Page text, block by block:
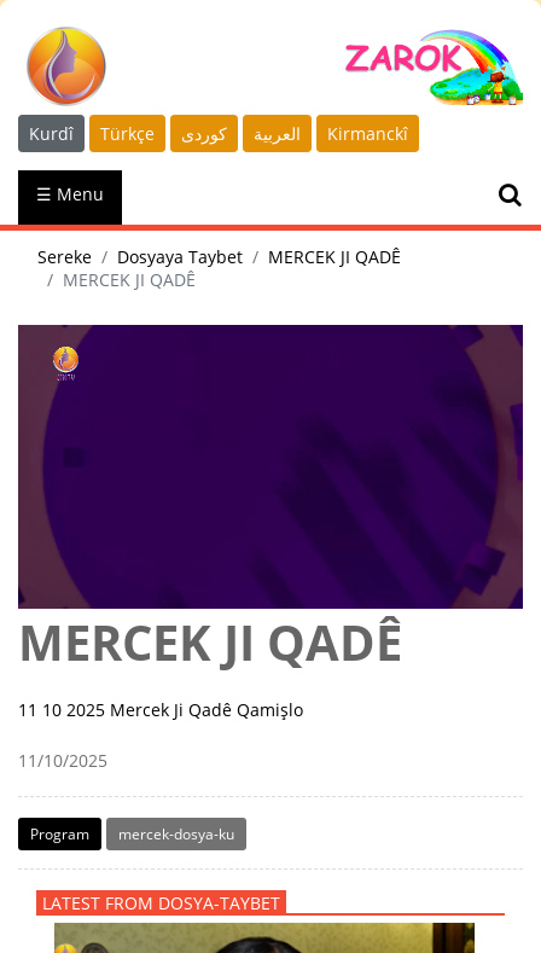
Kurdî Türkçe كوردى العربية Kirmanckî
☰ Menu
Sereke Dosyaya Taybet
MERCEK JI QADÊ
MERCEK JI QADÊ
MERCEK JI QADÊ
11 10 2025 Mercek Ji Qadê Qamişlo
11/10/2025
Program mercek-dosya-ku
LATEST FROM DOSYA-TAYBET